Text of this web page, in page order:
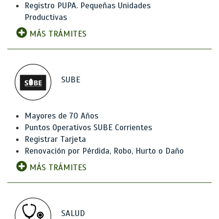
Registro PUPA. Pequeñas Unidades
Productivas
MÁS TRÁMITES
SUBE
Mayores de 70 Años
Puntos Operativos SUBE Corrientes
Registrar Tarjeta
Renovación por Pérdida, Robo, Hurto o Daño
MÁS TRÁMITES
SALUD